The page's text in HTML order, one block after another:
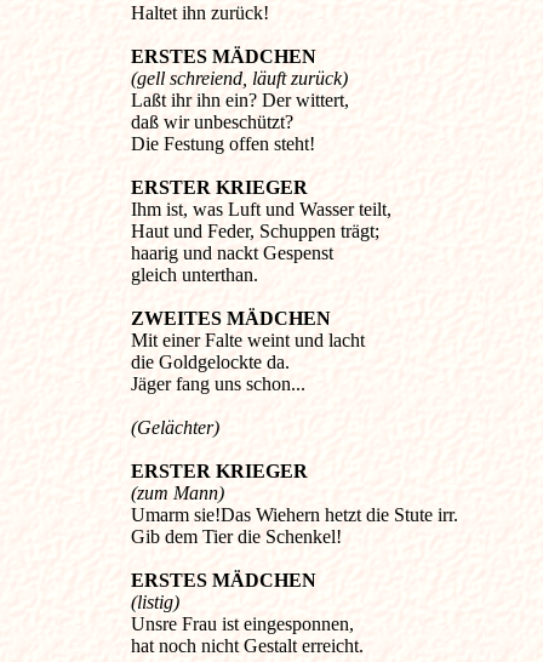
Haltet ihn zurück!
ERSTES MÄDCHEN
(gell schreiend, läuft zurück)
Laßt ihr ihn ein? Der wittert,
daß wir unbeschützt?
Die Festung offen steht!
ERSTER KRIEGER
Ihm ist, was Luft und Wasser teilt,
Haut und Feder, Schuppen trägt;
haarig und nackt Gespenst
gleich unterthan.
ZWEITES MÄDCHEN
Mit einer Falte weint und lacht
die Goldgelockte da.
Jäger fang uns schon...
(Gelächter)
ERSTER KRIEGER
(zum Mann)
Umarm sie!Das Wiehern hetzt die Stute irr.
Gib dem Tier die Schenkel!
ERSTES MÄDCHEN
(listig)
Unsre Frau ist eingesponnen,
hat noch nicht Gestalt erreicht.